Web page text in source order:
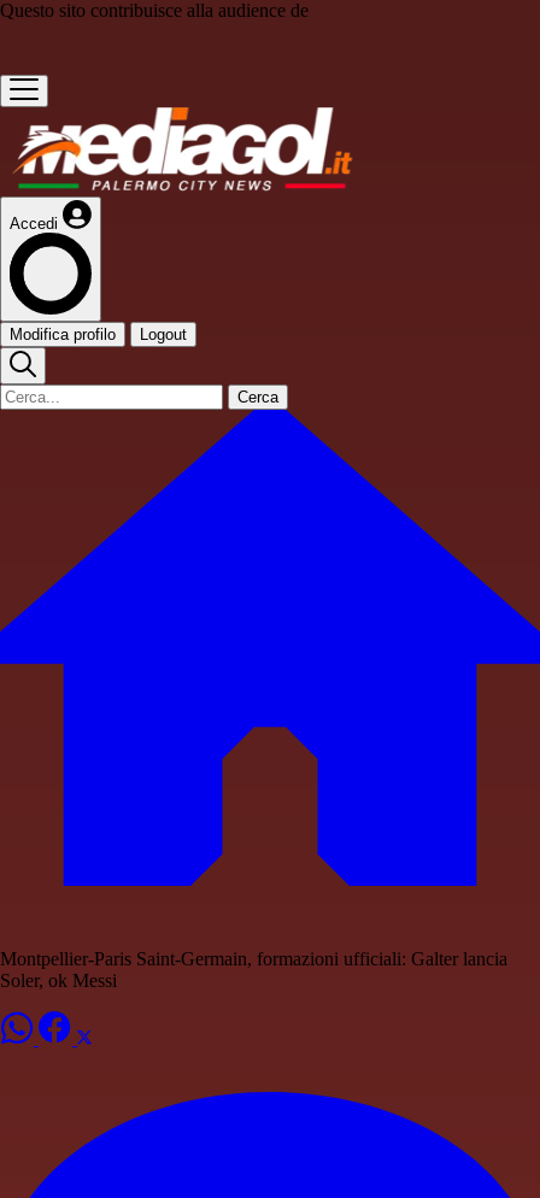
Questo sito contribuisce alla audience de
Accedi
Modifica profilo Logout
Cerca
Montpellier-Paris Saint-Germain, formazioni ufficiali: Galter lancia
Soler, ok Messi